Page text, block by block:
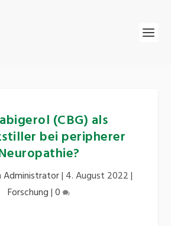
(CBG) als
bei peripherer
Administrator| 4. August 2022|
Forschung|0